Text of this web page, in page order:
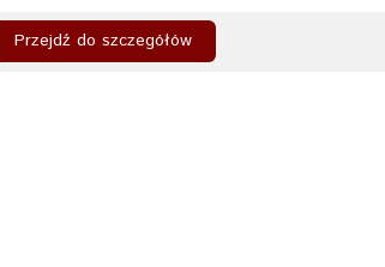
Przejdź do szczegółów